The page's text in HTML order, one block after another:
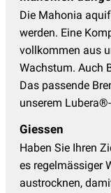
Die Mahonia
werden. Eine
vollkommen aus
Wachstum. Auch
Das passende
unserem
Giessen
Haben Sie Ihren
es regelmässiger
austrocknen,